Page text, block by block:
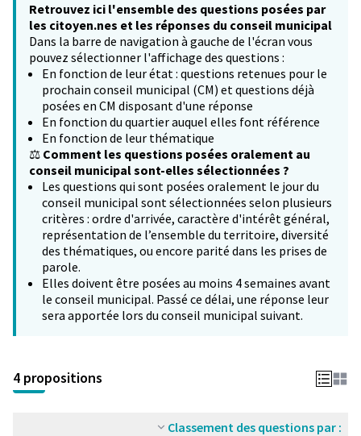
Retrouvez ici l'ensemble des questions posées par
les citoyen.nes et les réponses du conseil municipal
Dans la barre de navigation à gauche de l'écran vous
pouvez sélectionner l'affichage des questions :
En fonction de leur état : questions retenues pour le
prochain conseil municipal (CM) et questions déjà
posées en CM disposant d'une réponse
En fonction du quartier auquel elles font référence
En fonction de leur thématique
⚖️ Comment les questions posées oralement au
conseil municipal sont-elles sélectionnées ?
Les questions qui sont posées oralement le jour du
conseil municipal sont sélectionnées selon plusieurs
critères : ordre d'arrivée, caractère d'intérêt général,
représentation de l’ensemble du territoire, diversité
des thématiques, ou encore parité dans les prises de
parole.
Elles doivent être posées au moins 4 semaines avant
le conseil municipal. Passé ce délai, une réponse leur
sera apportée lors du conseil municipal suivant.
4 propositions
Classement des questions par :